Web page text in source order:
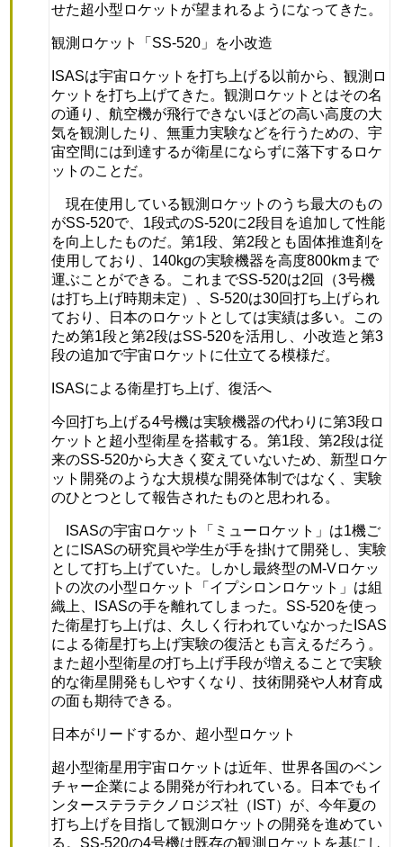
せた超小型ロケットが望まれるようになってきた。
観測ロケット「SS-520」を小改造
ISASは宇宙ロケットを打ち上げる以前から、観測ロ
ケットを打ち上げてきた。観測ロケットとはその名
の通り、航空機が飛行できないほどの高い高度の大
気を観測したり、無重力実験などを行うための、宇
宙空間には到達するが衛星にならずに落下するロケ
ットのことだ。
現在使用している観測ロケットのうち最大のもの
がSS-520で、1段式のS-520に2段目を追加して性能
を向上したものだ。第1段、第2段とも固体推進剤を
使用しており、140kgの実験機器を高度800kmまで
運ぶことができる。これまでSS-520は2回（3号機
は打ち上げ時期未定）、S-520は30回打ち上げられ
ており、日本のロケットとしては実績は多い。この
ため第1段と第2段はSS-520を活用し、小改造と第3
段の追加で宇宙ロケットに仕立てる模様だ。
ISASによる衛星打ち上げ、復活へ
今回打ち上げる4号機は実験機器の代わりに第3段ロ
ケットと超小型衛星を搭載する。第1段、第2段は従
来のSS-520から大きく変えていないため、新型ロケ
ット開発のような大規模な開発体制ではなく、実験
のひとつとして報告されたものと思われる。
ISASの宇宙ロケット「ミューロケット」は1機ご
とにISASの研究員や学生が手を掛けて開発し、実験
として打ち上げていた。しかし最終型のM-Vロケッ
トの次の小型ロケット「イプシロンロケット」は組
織上、ISASの手を離れてしまった。SS-520を使っ
た衛星打ち上げは、久しく行われていなかったISAS
による衛星打ち上げ実験の復活とも言えるだろう。
また超小型衛星の打ち上げ手段が増えることで実験
的な衛星開発もしやすくなり、技術開発や人材育成
の面も期待できる。
日本がリードするか、超小型ロケット
超小型衛星用宇宙ロケットは近年、世界各国のベン
チャー企業による開発が行われている。日本でもイ
ンターステラテクノロジズ社（IST）が、今年夏の
打ち上げを目指して観測ロケットの開発を進めてい
る。SS-520の4号機は既存の観測ロケットを基にし